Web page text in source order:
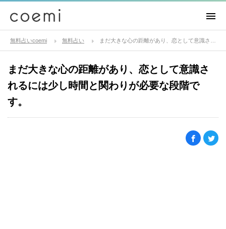
無料占いcoemi 無料占い
まだ大きな心の距離があり、恋として意識さ
れるには少し時間と関わりが必要な段階で
す。